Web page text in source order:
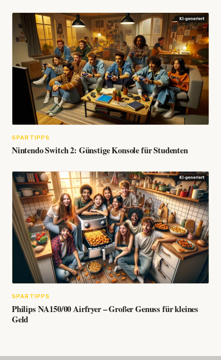
SPARTIPPS
Nintendo Switch 2: Günstige Konsole für Studenten
SPARTIPPS
Philips NA150/00 Airfryer – Großer Genuss für kleines
Geld